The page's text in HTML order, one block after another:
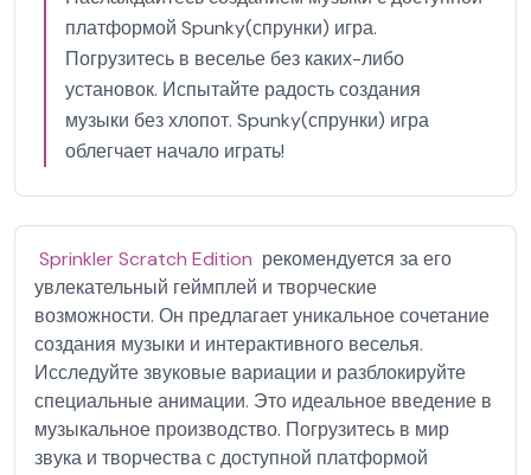
платформой Spunky(спрунки) игра.
Погрузитесь в веселье без каких-либо
установок. Испытайте радость создания
музыки без хлопот. Spunky(спрунки) игра
облегчает начало играть!
Sprinkler Scratch Edition рекомендуется за его
увлекательный геймплей и творческие
возможности. Он предлагает уникальное сочетание
создания музыки и интерактивного веселья.
Исследуйте звуковые вариации и разблокируйте
специальные анимации. Это идеальное введение в
музыкальное производство. Погрузитесь в мир
звука и творчества с доступной платформой